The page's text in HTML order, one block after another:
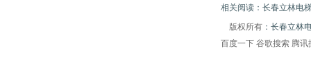
相关阅读：长春立林电
版权所有 ：长春立
百度一下 谷歌搜索 腾讯